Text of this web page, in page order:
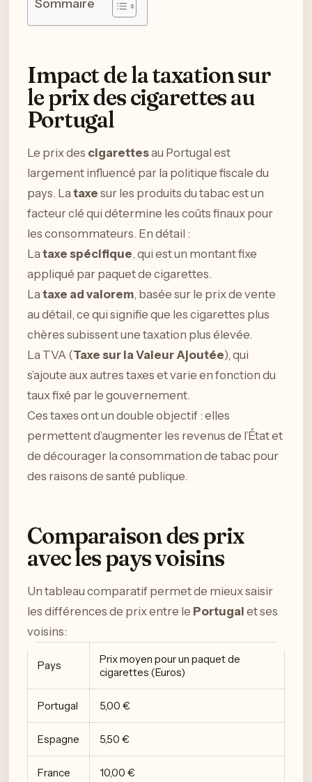
Sommaire
Impact de la taxation sur
le prix des cigarettes au
Portugal
Le prix des cigarettesau Portugal est
largement influencé par la politique fiscale du
pays. Lataxe sur les produits du tabac est un
facteur clé qui détermine les coûts finaux pour
les consommateurs. En détail :
Lataxe spécifique, qui est un montant fixe
appliqué par paquet de cigarettes.
Lataxe ad valorem, basée sur le prix de vente
au détail, ce qui signifie que les cigarettes plus
chères subissent une taxation plus élevée.
La TVA (Taxe sur la Valeur Ajoutée), qui
s’ajoute aux autres taxes et varie en fonction du
taux fixé par le gouvernement.
Ces taxes ont un double objectif : elles
permettent d’augmenter les revenus de l’État et
de décourager la consommation de tabac pour
des raisons de santé publique.
Comparaison des prix
avec les pays voisins
Un tableau comparatif permet de mieux saisir
les différences de prix entre le Portugal et ses
voisins:
Pays
Prix moyen pour un paquet de
cigarettes (Euros)
Portugal 5,00 €
Espagne 5,50 €
France 10,00 €